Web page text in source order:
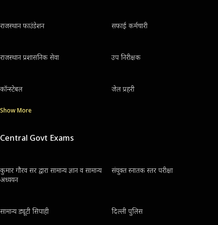
राजस्थान फाउंडेशन सफाई कर्मचारी
राजस्थान प्रशासनिक सेवा उप निरीक्षक
कॉन्स्टेबल जेल प्रहरी
Show More
Central Govt Exams
कुमार गौरव सर द्वारा सामान्य ज्ञान व सामान्य
अध्ययन
संयुक्त स्नातक स्तर परीक्षा
सामान्य ड्यूटी सिपाही दिल्ली पुलिस